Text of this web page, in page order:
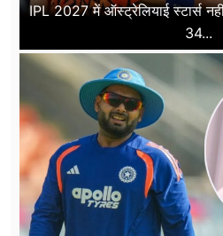
IPL 2027 में ऑस्ट्रेलियाई स्टार्स
34...